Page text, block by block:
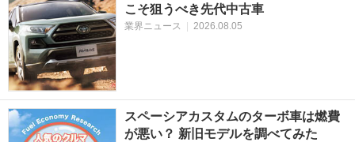
こそ狙うべき先代中古車
業界ニュース | 2026.08.05
スペーシアカスタムのターボ車は燃費
が悪い？ 新旧モデルを調べてみた